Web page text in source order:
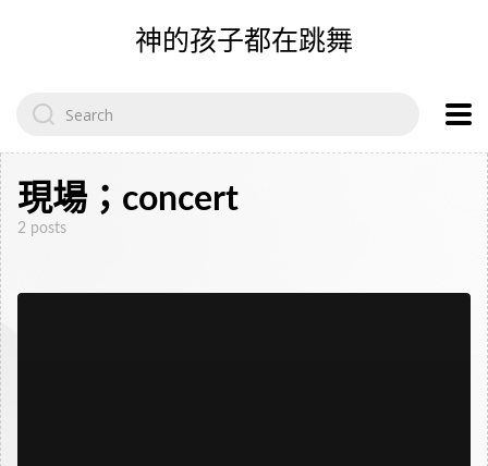
神的孩子都在跳舞
for:
現場；concert
2 posts